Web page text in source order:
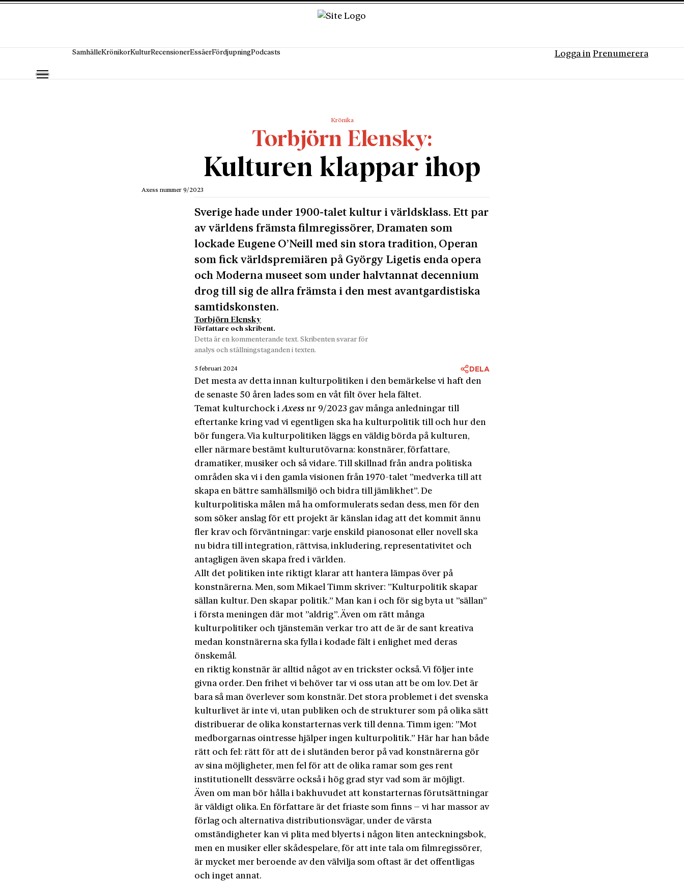
SamhälleKrönikorKulturRecensionerEssäerFördjupningPodcasts Logga in Prenumerera
Krönika
Torbjörn Elensky
Kulturen klappar ihop
Axess nummer 9/2023
Sverige hade under 1900-talet kultur i världsklass. Ett par
av världens främsta filmregissörer, Dramaten som
lockade Eugene O’Neill med sin stora tradition, Operan
som fick världspremiären på György Ligetis enda opera
och Moderna museet som under halvtannat decennium
drog till sig de allra främsta i den mest avantgardistiska
samtidskonsten.
Torbjörn Elensky
Författare och skribent.
Detta är en kommenterande text. Skribenten svarar för
analys och ställningstaganden i texten.
5 februari 2024 DELA
Det mesta av detta innan kulturpolitiken i den bemärkelse vi haft den
de senaste 50 åren lades som en våt filt över hela fältet.
Temat kulturchock iAxess nr 9/2023 gav många anledningar till
eftertanke kring vad vi egentligen ska ha kulturpolitik till och hur den
bör fungera. Via kulturpolitiken läggs en väldig börda på kulturen,
eller närmare bestämt kulturutövarna: konstnärer, författare,
dramatiker, musiker och så vidare. Till skillnad från andra politiska
områden ska vi i den gamla visionen från 1970-talet ”medverka till att
skapa en bättre samhällsmiljö och bidra till jämlikhet”. De
kulturpolitiska målen må ha omformulerats sedan dess, men för den
som söker anslag för ett projekt är känslan idag att det kommit ännu
fler krav och förväntningar: varje enskild pianosonat eller novell ska
nu bidra till integration, rättvisa, inkludering, representativitet och
antagligen även skapa fred i världen.
Allt det politiken inte riktigt klarar att hantera lämpas över på
konstnärerna. Men, som Mikael Timm skriver: ”Kulturpolitik skapar
sällan kultur. Den skapar politik.” Man kan i och för sig byta ut ”sällan”
i första meningen där mot ”aldrig”. Även om rätt många
kulturpolitiker och tjänstemän verkar tro att de är de sant kreativa
medan konstnärerna ska fylla i kodade fält i enlighet med deras
önskemål.
en riktig konstnär är alltid något av en trickster också. Vi följer inte
givna order. Den frihet vi behöver tar vi oss utan att be om lov. Det är
bara så man överlever som konstnär. Det stora problemet i det svenska
kulturlivet är inte vi, utan publiken och de strukturer som på olika sätt
distribuerar de olika konstarternas verk till denna. Timm igen: ”Mot
medborgarnas ointresse hjälper ingen kulturpolitik.” Här har han både
rätt och fel: rätt för att de i slutänden beror på vad konstnärerna gör
av sina möjligheter, men fel för att de olika ramar som ges rent
institutionellt dessvärre också i hög grad styr vad som är möjligt.
Även om man bör hålla i bakhuvudet att konstarternas förutsättningar
är väldigt olika. En författare är det friaste som finns – vi har massor av
förlag och alternativa distributionsvägar, under de värsta
omständigheter kan vi plita med blyerts i någon liten anteckningsbok,
men en musiker eller skådespelare, för att inte tala om filmregissörer,
är mycket mer beroende av den välvilja som oftast är det offentligas
och inget annat.